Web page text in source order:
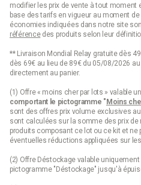
sont parfaites pour ce type
Où trouver une
besoins ?
Si vous souhaitez trouver une
vous avez plusieurs options à
vous rendre dans des magasins
cuisine, dans les grandes
en ligne.
Chez Mathon, vous découvrirez
d'ustensiles de cuisine, y compris
chinois qui répondront sûrement
notre site en ligne ou dans notre
trouverez tout ce qu'il vous faut.
modifier les prix de vente à tout
base des tarifs en vigueur au moment
économies indiquées dans notre site
référencedes produits selon leur
** Livraison Mondial Relay gratuite dès
dès 69€ au lieu de 89€ du 05/08/2026
directement au panier.
(1) Offre « moins cher par lots » valable
comportant le pictogramme "Moins
sont des offres prix volume exclusives
sont calculées sur la somme des prix de
produits composant ce lot ou ce kit et ne
éventuelles réductions appliquées sur
(2) Offre Déstockage valable
pictogramme "Déstockage" jusqu'à